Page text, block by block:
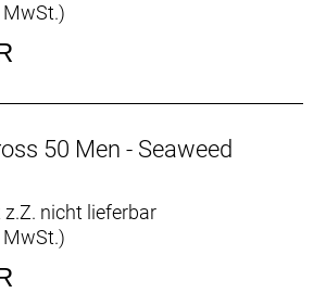
MwSt.)
50 Men - Seaweed
z.Z. nicht lieferbar
MwSt.)